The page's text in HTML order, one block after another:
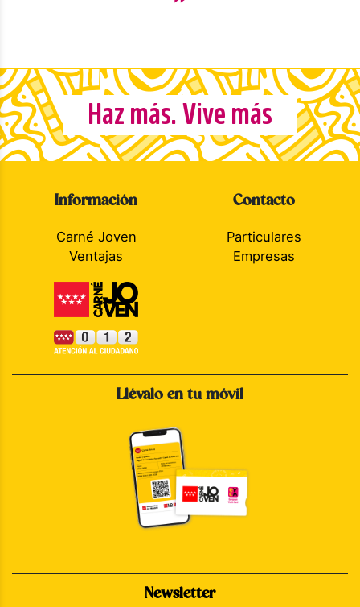
Haz más. Vive más
Información
Carné Joven
Ventajas
Contacto
Particulares
Empresas
Llévalo en tu móvil
Newsletter